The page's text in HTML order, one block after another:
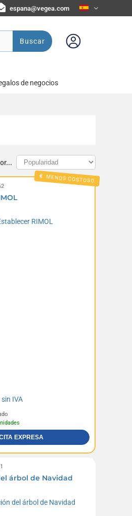
espana@vegea.com
Buscar
de negocios
MENOS COSTOSO
sin IVA
EXPRESA
árbol de Navidad